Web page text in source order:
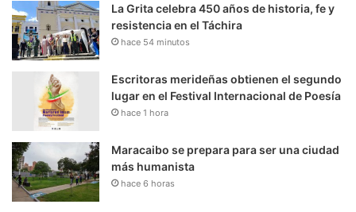
La Grita celebra 450 años de historia, fe y
resistencia en el Táchira
hace 54 minutos
Escritoras merideñas obtienen el segundo
lugar en el Festival Internacional de Poesía
hace 1 hora
Maracaibo se prepara para ser una ciudad
más humanista
hace 6 horas